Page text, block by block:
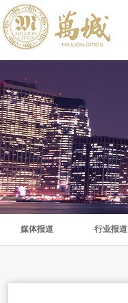
媒体报道 行业报道